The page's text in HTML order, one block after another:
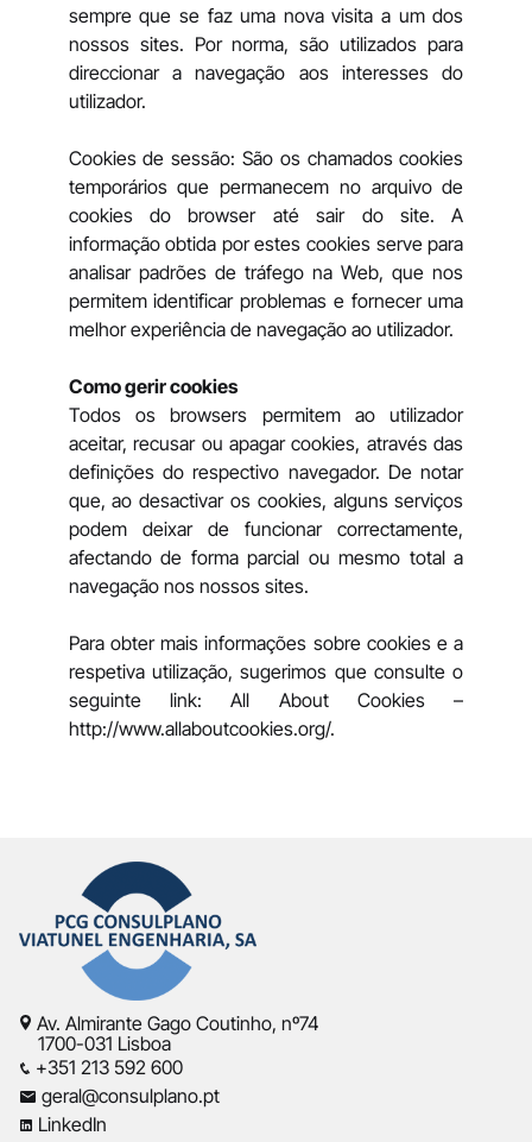
sempre que se faz uma nova visita a um dos
nossos sites. Por norma, são utilizados para
direccionar a navegação aos interesses do
utilizador.
Cookies de sessão: São os chamados cookies
temporários que permanecem no arquivo de
cookies do browser até sair do site. A
informação obtida por estes cookies serve para
analisar padrões de tráfego na Web, que nos
permitem identificar problemas e fornecer uma
melhor experiência de navegação ao utilizador.
Como gerir cookies
Todos os browsers permitem ao utilizador
aceitar, recusar ou apagar cookies, através das
definições do respectivo navegador. De notar
que, ao desactivar os cookies, alguns serviços
podem deixar de funcionar correctamente,
afectando de forma parcial ou mesmo total a
navegação nos nossos sites.
Para obter mais informações sobre cookies e a
respetiva utilização, sugerimos que consulte o
seguinte link: All About Cookies –
http://www.allaboutcookies.org/.
Av. Almirante Gago Coutinho, nº74
1700-031 Lisboa
+351 213 592 600
geral@consulplano.pt
LinkedIn